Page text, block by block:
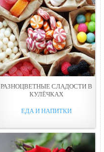
РАЗНОЦВЕТНЫЕ СЛАДОСТИ В
КУЛЁЧКАХ
ЕДА И НАПИТКИ